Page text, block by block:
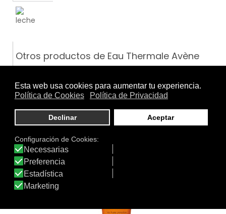
Otros productos de Eau Thermale Avène
ANTI-ROJECES JOUR/DÍA…